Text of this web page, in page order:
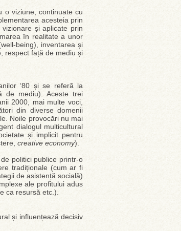
o viziune, continuate cu
acesteia prin
și aplicate prin
în realitate a unor
being), inventarea și
respect față de mediu și
‘80 și se referă la
de mediu). Aceste trei
2000, mai multe voci,
din diverse domenii
Noile provocări nu mai
dialogul multicultural
și implicit pentru
creative economy).
politici publice printr-o
tradiționale (cum ar fi
de asistență socială)
ale profitului adus
ca resursă etc.).
și influențează decisiv